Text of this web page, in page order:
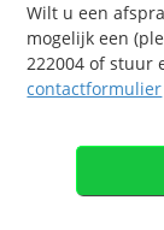
Wilt u een
mogelijk een
222004 of stuur
contactformulier